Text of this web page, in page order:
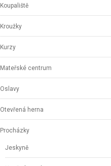
Koupaliště
Kroužky
Kurzy
Mateřské centrum
Oslavy
Otevřená herna
Procházky
Jeskyně